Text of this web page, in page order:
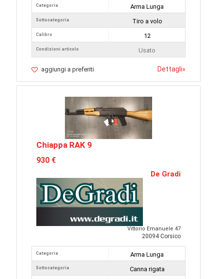
Categoria
Sottocategoria
Calibro
Condizioni articolo
Arma Lunga
Tiro a volo
12
Usato
aggiungi a preferiti Dettagli»
Chiappa RAK 9
930 €
De Gradi
Vittorio Emanuele 47
20094 Corsico
Categoria
Sottocategoria
Arma Lunga
Canna rigata